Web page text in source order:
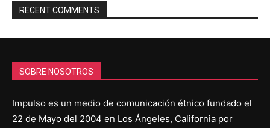
RECENT COMMENTS
SOBRE NOSOTROS
Impulso es un medio de comunicación étnico fundado el
22 de Mayo del 2004 en Los Ángeles, California por